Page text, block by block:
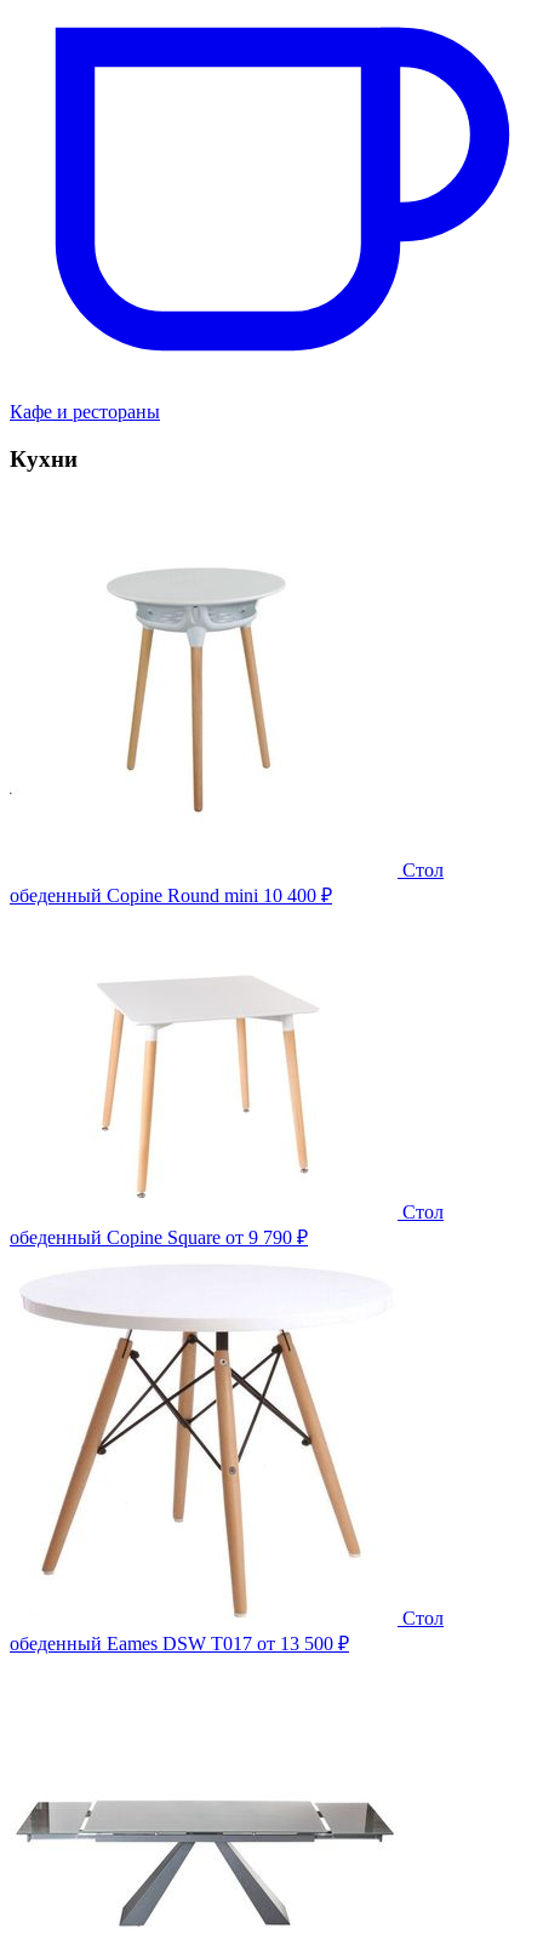
Кафе и рестораны
Кухни
Стол
обеденный Copine Round mini 10 400 ₽
Стол
обеденный Copine Square от 9 790 ₽
Стол
обеденный Eames DSW T017 от 13 500 ₽